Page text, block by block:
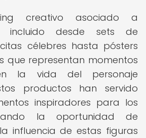
creativo asociado a
incluido desde sets de
célebres hasta pósters
que representan momentos
la vida del personaje
productos han servido
inspiradores para los
la oportunidad de
influencia de estas figuras